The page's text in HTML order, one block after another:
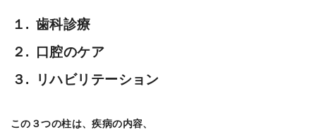
１. 歯科診療
２.
口腔のケア
３.
リハビリテーション
この３つの柱は、疾病の内容、